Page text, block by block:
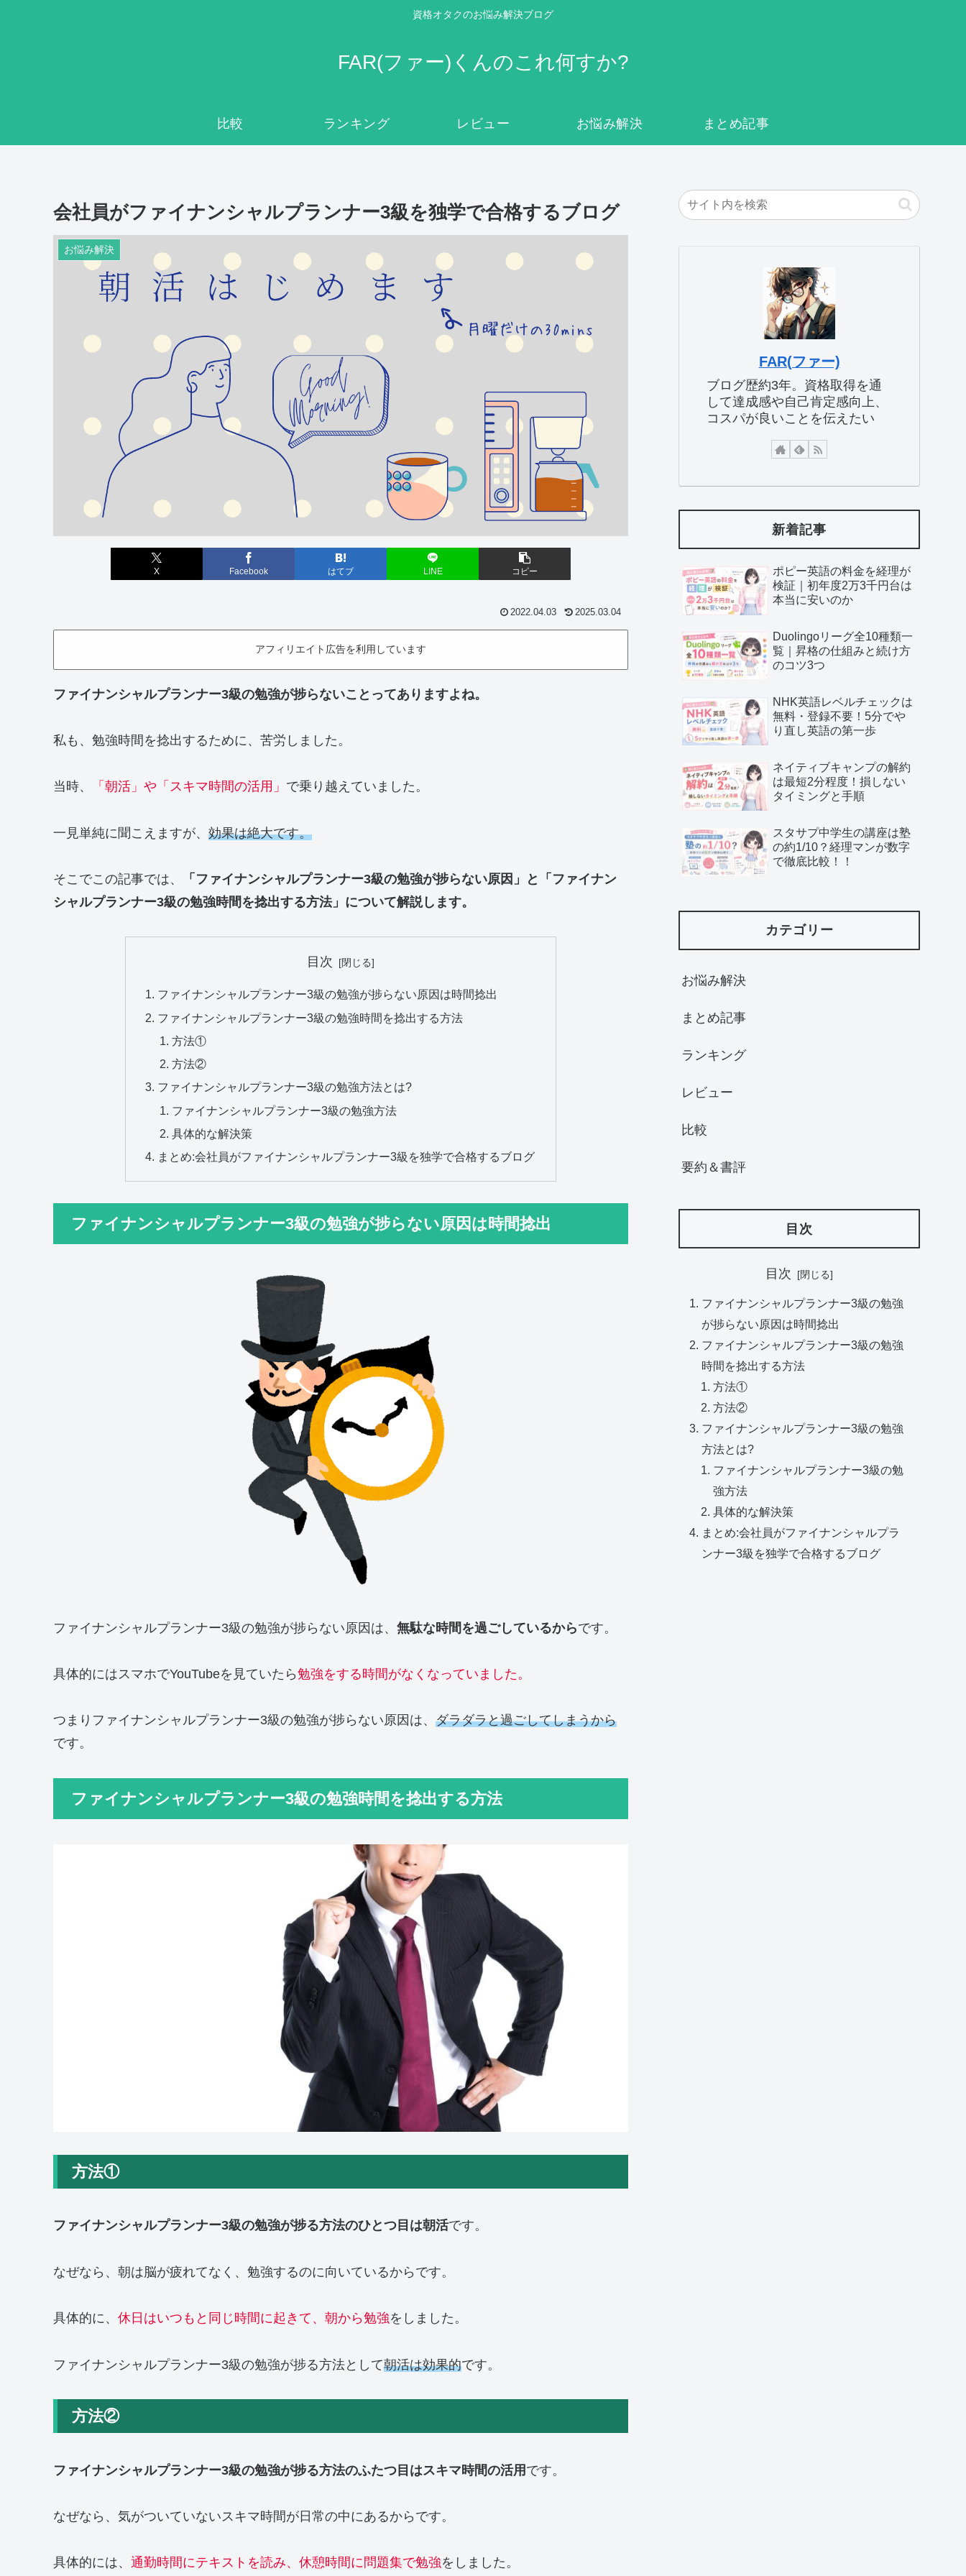
資格オタクのお悩み解決ブログ
FAR(ファー)くんのこれ何すか?
比較 ランキング レビュー お悩み解決 まとめ記事
会社員がファイナンシャルプランナー3級を独学で合格するブログ
お悩み解決
X Facebook はてブ LINE コピー
2022.04.03 2025.03.04
アフィリエイト広告を利用しています
ファイナンシャルプランナー3級の勉強が捗らないことってありますよね。
私も、勉強時間を捻出するために、苦労しました。
当時、 「朝活」や「スキマ時間の活用」 で乗り越えていました。
一見単純に聞こえますが、 効果は絶大です。
そこでこの記事では、
「ファイナンシャルプランナー3級の勉強が捗らない原因」と「ファイナン
シャルプランナー3級の勉強時間を捻出する方法」について解説します。
目次
ファイナンシャルプランナー3級の勉強が捗らない原因は時間捻出
ファイナンシャルプランナー3級の勉強時間を捻出する方法
方法①
方法②
ファイナンシャルプランナー3級の勉強方法とは?
ファイナンシャルプランナー3級の勉強方法
具体的な解決策
まとめ:会社員がファイナンシャルプランナー3級を独学で合格するブログ
ファイナンシャルプランナー3級の勉強が捗らない原因は時間捻出
ファイナンシャルプランナー3級の勉強が捗らない原因は、 無駄な時間を過ごしているからです。
具体的にはスマホでYouTubeを見ていたら勉強をする時間がなくなっていました。
つまりファイナンシャルプランナー3級の勉強が捗らない原因は、 ダラダラと過ごしてしまうから
です。
ファイナンシャルプランナー3級の勉強時間を捻出する方法
方法①
ファイナンシャルプランナー3級の勉強が捗る方法のひとつ目は朝活です。
なぜなら、朝は脳が疲れてなく、勉強するのに向いているからです。
具体的に、 休日はいつもと同じ時間に起きて、朝から勉強をしました。
ファイナンシャルプランナー3級の勉強が捗る方法として朝活は効果的です。
方法②
ファイナンシャルプランナー3級の勉強が捗る方法のふたつ目はスキマ時間の活用 です。
なぜなら、気がついていないスキマ時間が日常の中にあるからです。
具体的には、 通勤時間にテキストを読み、休憩時間に問題集で勉強をしました。
FAR(ファー)
ブログ歴約3年。資格取得を通
して達成感や自己肯定感向上、
コスパが良いことを伝えたい
新着記事
ポピー英語の料金を経理が
検証｜初年度2万3千円台は
本当に安いのか
Duolingoリーグ全10種類一
覧｜昇格の仕組みと続け方
のコツ3つ
NHK英語レベルチェックは
無料・登録不要！5分でや
り直し英語の第一歩
ネイティブキャンプの解約
は最短2分程度！損しない
タイミングと手順
スタサプ中学生の講座は塾
の約1/10？経理マンが数字
で徹底比較！！
カテゴリー
お悩み解決
まとめ記事
ランキング
レビュー
比較
要約＆書評
目次
目次
ファイナンシャルプランナー3級の勉強
が捗らない原因は時間捻出
ファイナンシャルプランナー3級の勉強
時間を捻出する方法
方法①
方法②
ファイナンシャルプランナー3級の勉強
方法とは?
ファイナンシャルプランナー3級の勉
強方法
具体的な解決策
まとめ:会社員がファイナンシャルプラ
ンナー3級を独学で合格するブログ